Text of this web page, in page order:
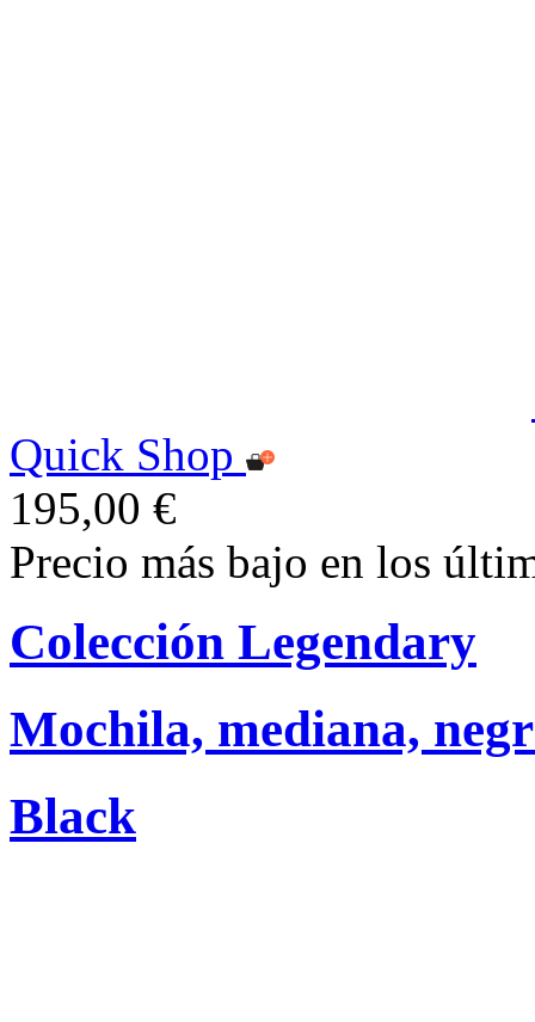
Quick Shop
195,00 €
Precio más bajo en los
Colección Legendary
Mochila, mediana,
Black